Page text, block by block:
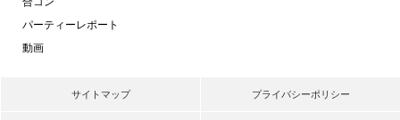
パーティーレポート
動画
サイトマップ プライバシーポリシー